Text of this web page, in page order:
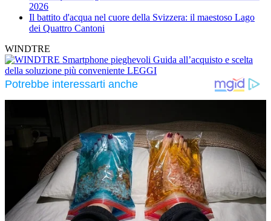
2026
Il battito d'acqua nel cuore della Svizzera: il maestoso Lago
dei Quattro Cantoni
WINDTRE
Smartphone pieghevoli Guida all’acquisto e scelta
della soluzione più conveniente LEGGI